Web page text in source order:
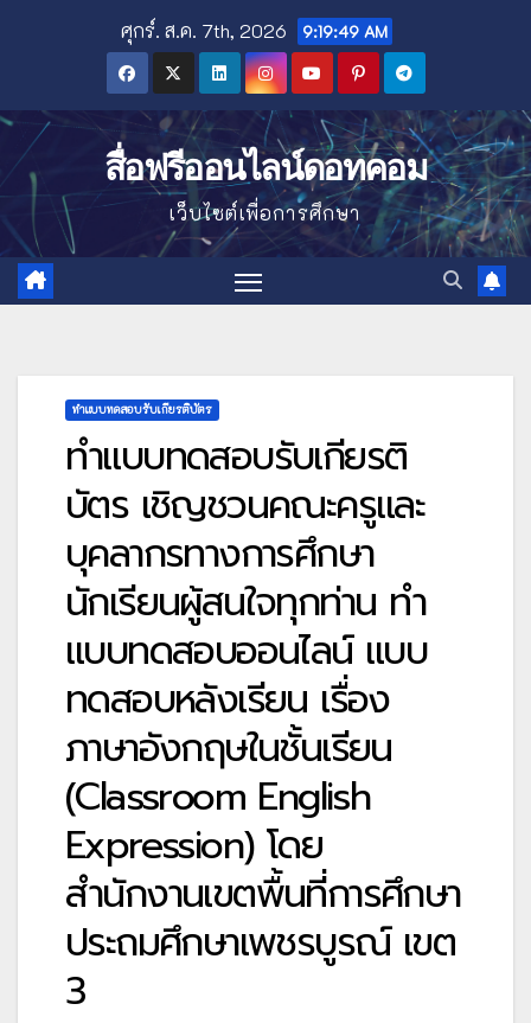
ศุกร์. ส.ค. 7th, 2026 9:19:50 AM
สื่อฟรีออนไลน์ดอทคอม
เว็บไซต์เพื่อการศึกษา
ทำแบบทดสอบรับเกียรติบัตร
ทำแบบทดสอบรับเกียรติ
บัตร เชิญชวนคณะครูและ
บุคลากรทางการศึกษา
นักเรียนผู้สนใจทุกท่าน ทำ
แบบทดสอบออนไลน์ แบบ
ทดสอบหลังเรียน เรื่อง
ภาษาอังกฤษในชั้นเรียน
(Classroom English
Expression) โดย
สำนักงานเขตพื้นที่การศึกษา
ประถมศึกษาเพชรบูรณ์ เขต
3